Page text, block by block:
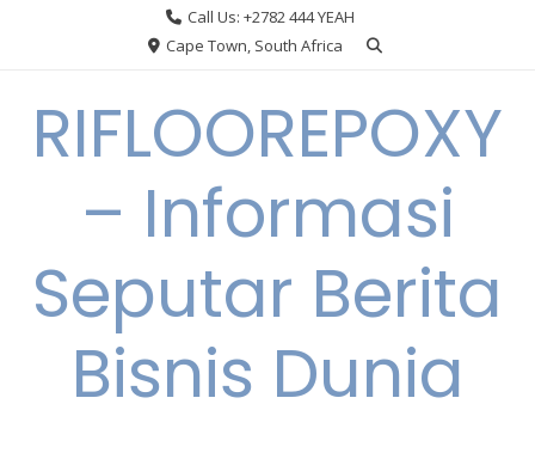
Call Us: +2782 444 YEAH
Cape Town, South Africa
RIFLOOREPOXY
– Informasi
Seputar Berita
Bisnis Dunia